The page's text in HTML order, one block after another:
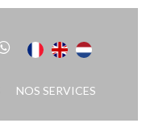
NOS SERVICES